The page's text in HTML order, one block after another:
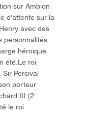
sur Ambion
d'attente sur la
avec des
personnalités
héroïque
été.Le roi
Sir Percival
porteur
III (2
le roi